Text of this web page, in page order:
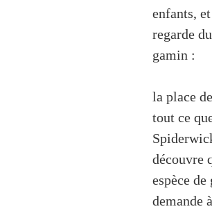
enfants,
regarde
gamin :
la place
tout ce
découvre
espèce
demande